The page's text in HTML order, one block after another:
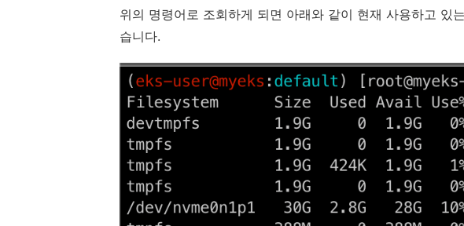
위의 명령어로 조회하게 되면 아래와 같이 현재 사용하고 있
습니다.